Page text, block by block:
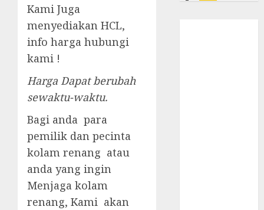
Kami Juga
menyediakan HCL,
info harga hubungi
kami !
Harga Dapat berubah
sewaktu-waktu.
Bagi anda para
pemilik dan pecinta
kolam renang atau
anda yang ingin
Menjaga kolam
renang, Kami akan